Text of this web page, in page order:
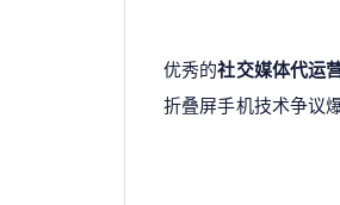
优秀的社交媒体代运
折叠屏手机技术争议